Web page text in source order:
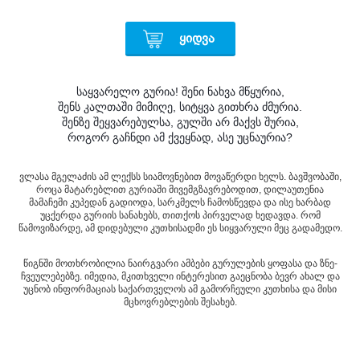
ᲧᲘᲓᲕᲐ
საყვარელო გურია! შენი ნახვა მწყურია,
შენს კალთაში მიმიღე, სიტყვა გითხრა ძმურია.
შენზე შეყვარებულსა, გულში არ მაქვს შურია,
როგორ გაჩნდი ამ ქვეყნად, ასე უცნაურია?
ვლასა მგელაძის ამ ლექსს სიამოვნებით მოვაწერდი ხელს. ბავშვობაში,
როცა მატარებლით გურიაში მივემგზავრებოდით, დილაუთენია
მამაჩემი კუპედან გადიოდა, სარკმელს ჩამოსწევდა და ისე ხარბად
უცქერდა გურიის სანახებს, თითქოს პირველად ხედავდა. რომ
წამოვიზარდე, ამ დიდებული კუთხისადმი ეს სიყვარული მეც გადამედო.
წიგნში მოთხრობილია ნაირგვარი ამბები გურულების ყოფასა და ზნე-
ჩვეულებებზე. იმედია, მკითხველი ინტერესით გაეცნობა ბევრ ახალ და
უცნობ ინფორმაციას საქართველოს ამ გამორჩეული კუთხისა და მისი
მცხოვრებლების შესახებ.